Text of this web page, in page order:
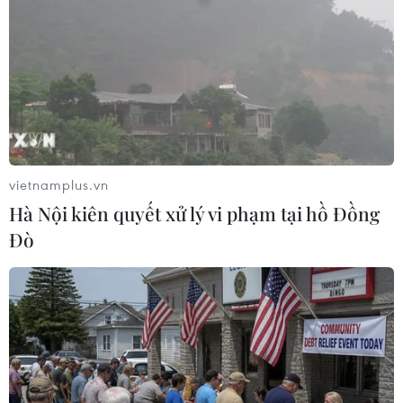
Bộ Xây dựng yêu cầu đầu tư
hệ thống trạm sạc điện
trên cao tốc Bắc-Nam
07/08/2026 08:15
Xuất hiện các cung trượt
sạt kèm theo nhiều vết nứt,
gãy tại Sơn La
07/08/2026 07:31
Thu hồi 89 ha đất đấu giá
chọn nhà đầu tư công
trình thành phố cảng hàng
không
Cần xử lý dứt điểm việc tập
kết gỗ ở hành lang an toàn
giao thông Quốc lộ 22B
07/08/2026 04:31
vietnamplus.vn
Hà Nội kiên quyết xử lý vi phạm tại hồ Đồng
Đò